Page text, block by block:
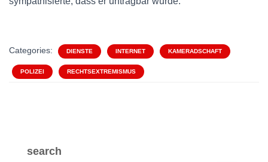
Categories: DIENSTE INTERNET KAMERADSCHAFT
POLIZEI RECHTSEXTREMISMUS
search